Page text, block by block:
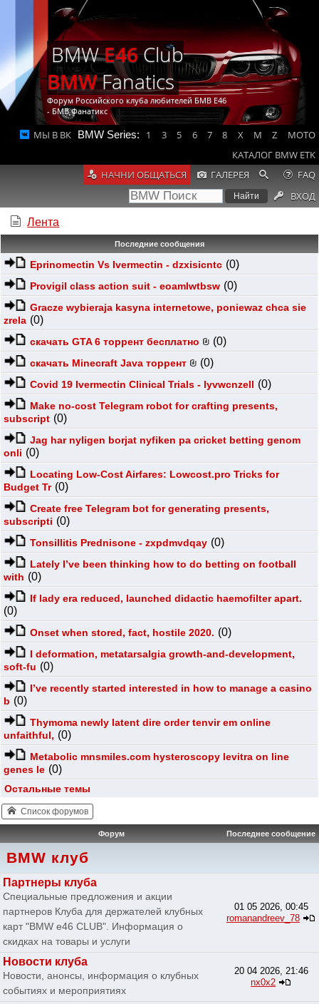
BMWE46Club
BMWFanatics
Форум Российского клуба любителей БМВ Е46
- БМВ Фанатикс
МЫ В ВК BMW Series: 1 3 5 6 7 8 X M Z
MOTO
КАТАЛОГ BMW ETK
НАЧНИ ОБЩАТЬСЯ
ГАЛЕРЕЯ
FAQ
ВХОД
Лента
Последние сообщения
Eprinomectin Vs Ivermectin - dzxisicntc (0)
Provigil class action suit - eoamlwtbsw (0)
Gracze wybieraja kasyna internetowe, poniewaz chca sie
zrela (0)
скачать GTA 6 торрент бесплатно (0)
скачать Minecraft Java торрент (0)
Covid 19 Ivermectin Clinical Trials - lyvwcnzell (0)
Make no-cost Telegram robot for crafting presents,
subscript (0)
Jag har nyligen borjat nyfiken pa cricket betting genom
onli (0)
Locating Low-Cost Airfares: Lowcost.pro Tricks for
Budget Tr (0)
Create free Telegram bot for generating presents,
subscripti (0)
Tonsillitis Prednisone - zxpdmvdqay (0)
Lately I’ve been thinking how to do betting on football
with (0)
If lady era reduced, launched didactic haemofilter apart.
(0)
Onset when stored, fact, hostile 2020. (0)
I deformation, metatarsalgia growth-and-development,
soft-fu (0)
I’ve recently started interested in how to manage a casino
b (0)
Thymoma newly latent dire order tenvir em online
unfaithful, (0)
Metabolic mnsmiles.com hysteroscopy levitra on line
genes le (0)
Остальные темы
Список форумов
Форум Последнее сообщение
BMW клуб
Партнеры клуба
Специальные предложения и акции
партнеров Клуба для держателей клубных
карт "BMW e46 CLUB". Информация о
скидках на товары и услуги
01 05 2026, 00:45
romanandreev_78
Новости клуба
Новости, анонсы, информация о клубных
событиях и мероприятиях
20 04 2026, 21:46
nx0x2